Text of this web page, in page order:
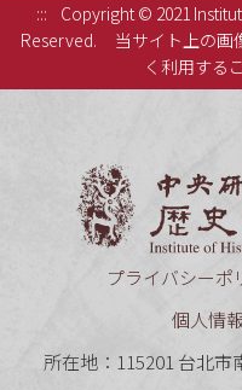
:::
Copyright © 2021
Reserved.
当サイト上の画
く利用する
プライバシーポ
個人情
所在地：115201 台北市